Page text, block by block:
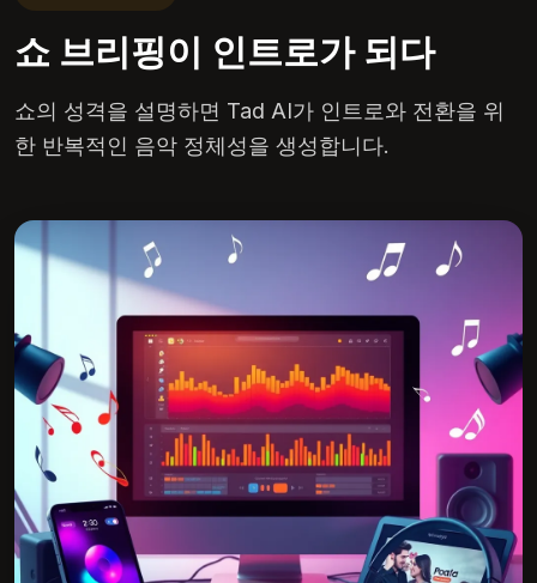
쇼 브리핑이 인트로가 되다
쇼의 성격을 설명하면 Tad AI가 인트로와 전환을 위
한 반복적인 음악 정체성을 생성합니다.